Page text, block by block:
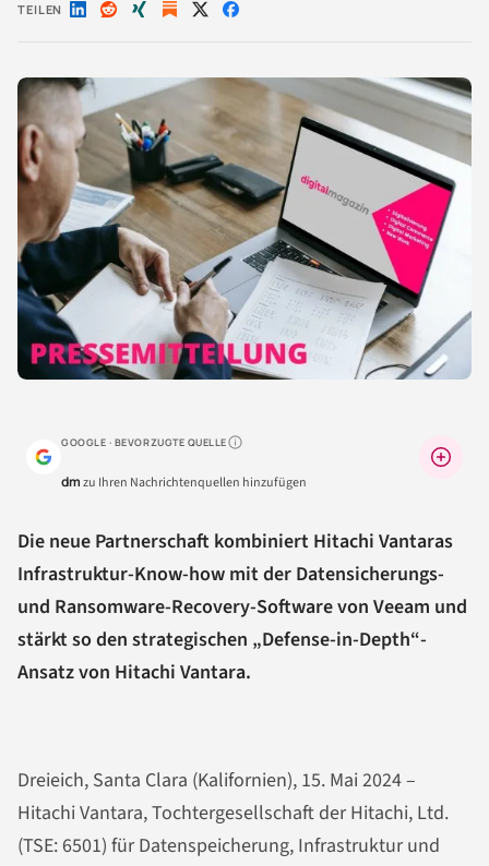
TEILEN Auf Auf Auf Auf Auf
GOOGLE · BEVORZUGTE QUELLEWarum lohnt sich das?
dmzu Ihren Nachrichtenquellen hinzufügen
Die neue Partnerschaft kombiniert Hitachi Vantaras
Infrastruktur-Know-how mit der Datensicherungs-
und Ransomware-Recovery-Software von Veeam und
stärkt so den strategischen „Defense-in-Depth“-
Ansatz von Hitachi Vantara.
Dreieich, Santa Clara (Kalifornien), 15. Mai 2024 –
Hitachi Vantara, Tochtergesellschaft der Hitachi, Ltd.
(TSE: 6501) für Datenspeicherung, Infrastruktur und